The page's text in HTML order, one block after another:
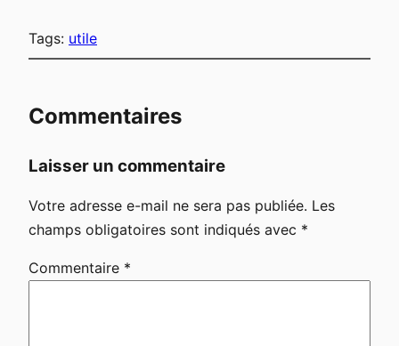
Tags: utile
Commentaires
Laisser un commentaire
Votre adresse e-mail ne sera pas publiée. Les
champs obligatoires sont indiqués avec *
Commentaire *